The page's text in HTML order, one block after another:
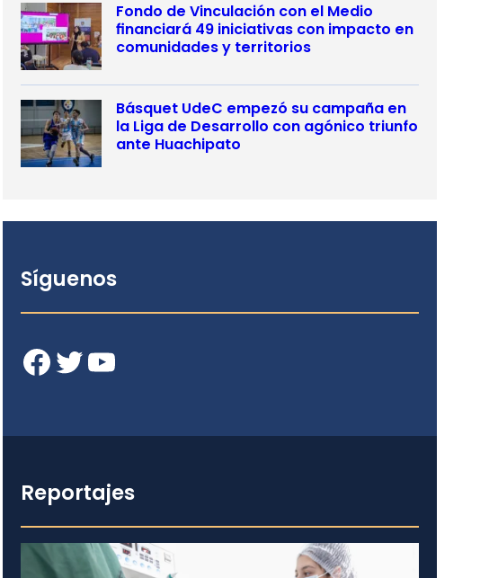
Fondo de Vinculación con el Medio
financiará 49 iniciativas con impacto en
comunidades y territorios
Básquet UdeC empezó su campaña en
la Liga de Desarrollo con agónico triunfo
ante Huachipato
Síguenos
Facebook Twitter YouTube
Reportajes